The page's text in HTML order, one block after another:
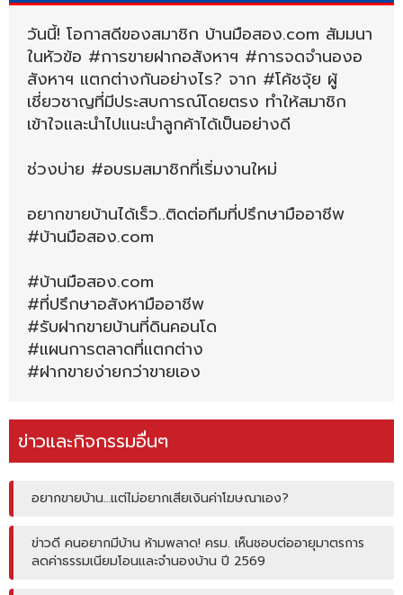
วันนี้! โอกาสดีของสมาชิก บ้านมือสอง.com สัมมนา
ในหัวข้อ #การขายฝากอสังหาฯ #การจดจำนองอ
สังหาฯ แตกต่างกันอย่างไร? จาก #โค้ชจุ้ย ผู้
เชี่ยวชาญที่มีประสบการณ์โดยตรง ทำให้สมาชิก
เข้าใจและนำไปแนะนำลูกค้าได้เป็นอย่างดี
ช่วงบ่าย #อบรมสมาชิกที่เริ่มงานใหม่
อยากขายบ้านได้เร็ว..ติดต่อทีมที่ปรึกษามืออาชีพ
#บ้านมือสอง.com
#บ้านมือสอง.com
#ที่ปรึกษาอสังหามืออาชีพ
#รับฝากขายบ้านที่ดินคอนโด
#แผนการตลาดที่แตกต่าง
#ฝากขายง่ายกว่าขายเอง
ข่าวและกิจกรรมอื่นๆ
อยากขายบ้าน…แต่ไม่อยากเสียเงินค่าโฆษณาเอง?
ข่าวดี คนอยากมีบ้าน ห้ามพลาด! ครม. เห็นชอบต่ออายุมาตรการ
ลดค่าธรรมเนียมโอนและจำนองบ้าน ปี 2569